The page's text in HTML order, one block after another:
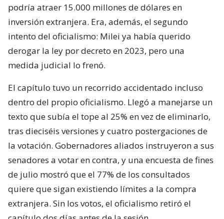
podría atraer 15.000 millones de dólares en
inversión extranjera. Era, además, el segundo
intento del oficialismo: Milei ya había querido
derogar la ley por decreto en 2023, pero una
medida judicial lo frenó.
El capítulo tuvo un recorrido accidentado incluso
dentro del propio oficialismo. Llegó a manejarse un
texto que subía el tope al 25% en vez de eliminarlo,
tras dieciséis versiones y cuatro postergaciones de
la votación. Gobernadores aliados instruyeron a sus
senadores a votar en contra, y una encuesta de fines
de julio mostró que el 77% de los consultados
quiere que sigan existiendo límites a la compra
extranjera. Sin los votos, el oficialismo retiró el